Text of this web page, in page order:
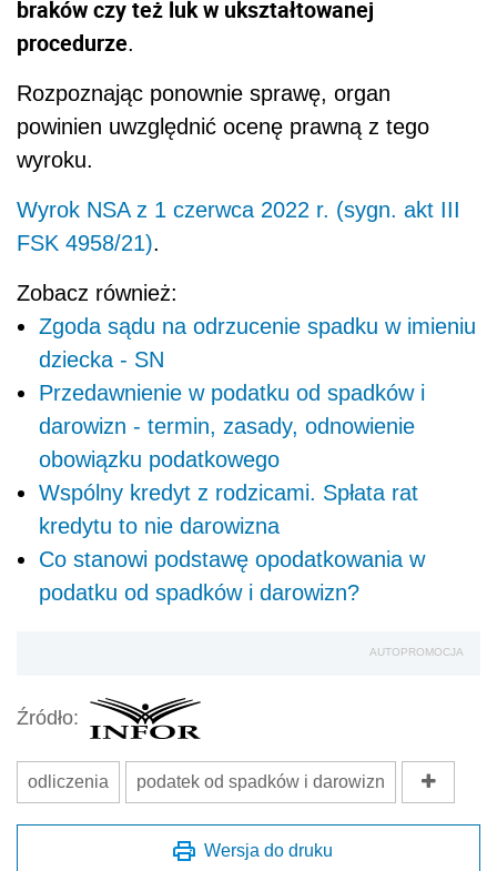
braków czy też luk w ukształtowanej
procedurze.
Rozpoznając ponownie sprawę, organ
powinien uwzględnić ocenę prawną z tego
wyroku.
Wyrok NSA z 1 czerwca 2022 r. (sygn. akt III
FSK 4958/21).
Zobacz również:
Zgoda sądu na odrzucenie spadku w imieniu
dziecka - SN
Przedawnienie w podatku od spadków i
darowizn - termin, zasady, odnowienie
obowiązku podatkowego
Wspólny kredyt z rodzicami. Spłata rat
kredytu to nie darowizna
Co stanowi podstawę opodatkowania w
podatku od spadków i darowizn?
AUTOPROMOCJA
Źródło:
odliczenia podatek od spadków i darowizn
Wersja do druku